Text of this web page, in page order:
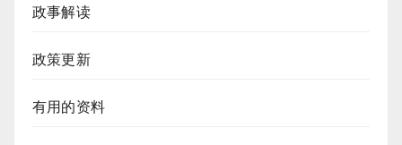
政事解读
政策更新
有用的资料